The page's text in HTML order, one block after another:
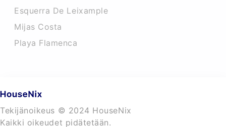
Esquerra De Leixample
Mijas Costa
Playa Flamenca
Tekijänoikeus © 2024 HouseNix
Kaikki oikeudet pidätetään.